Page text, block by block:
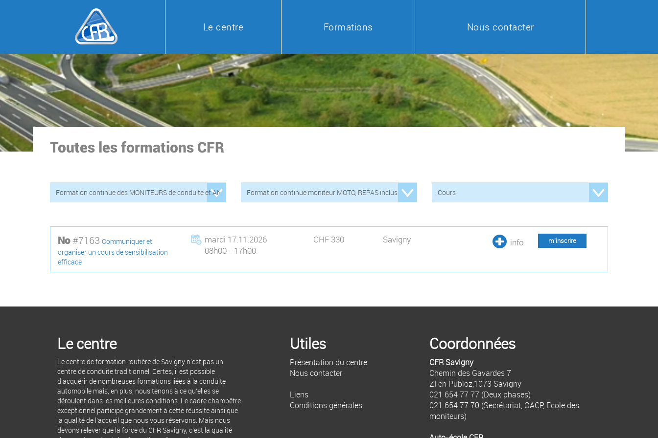
Le centre Formations Nous contacter
Toutes les formations CFR
No#7163 Communiquer et
organiser un cours de sensibilisation
efficace
mardi 17.11.2026
08h00 - 17h00
CHF 330 Savigny info m’inscrire
Le centre
Le centre de formation routière de Savigny n'est pas un
centre de conduite traditionnel. Certes, il est possible
d'acquérir de nombreuses formations liées à la conduite
automobile mais, en plus, nous tenons à ce qu'elles se
déroulent dans les meilleures conditions. Le cadre champêtre
exceptionnel participe grandement à cette réussite ainsi que
la qualité de l'accueil que nous vous réservons. Mais nous
devons relever que la force du CFR Savigny, c'est la qualité
Utiles
Présentation du centre
Nous contacter
Liens
Conditions générales
Coordonnées
CFR Savigny
Chemin des Gavardes 7
ZI en Publoz,1073 Savigny
021 654 77 77 (Deux phases)
021 654 77 70 (Secrétariat, OACP, Ecole des
moniteurs)